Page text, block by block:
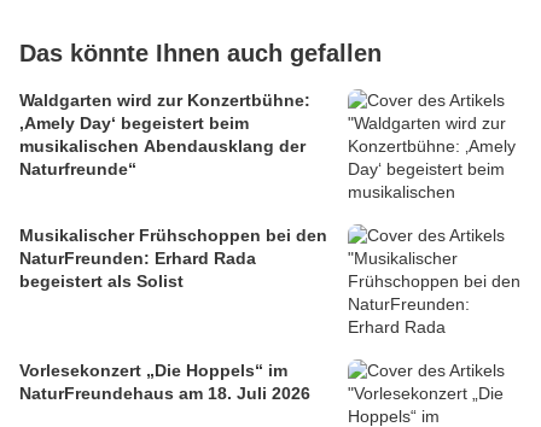
Das könnte Ihnen auch gefallen
Waldgarten wird zur Konzertbühne:
‚Amely Day‘ begeistert beim
musikalischen Abendausklang der
Naturfreunde“
Musikalischer Frühschoppen bei den
NaturFreunden: Erhard Rada
begeistert als Solist
Vorlesekonzert „Die Hoppels“ im
NaturFreundehaus am 18. Juli 2026